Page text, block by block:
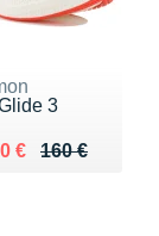
3
160 €
de 160 €
€
107.10 €